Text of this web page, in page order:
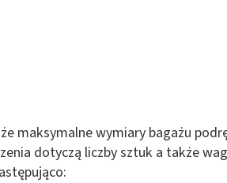
maksymalne wymiary bagażu
dotyczą liczby sztuk a także